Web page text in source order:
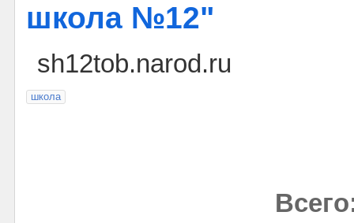
школа №12"
sh12tob.narod.ru
школа